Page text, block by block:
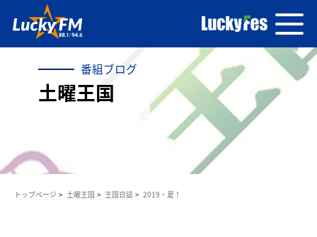
番組ブログ
土曜王国
トップページ 土曜王国 王国日誌 2019・夏！